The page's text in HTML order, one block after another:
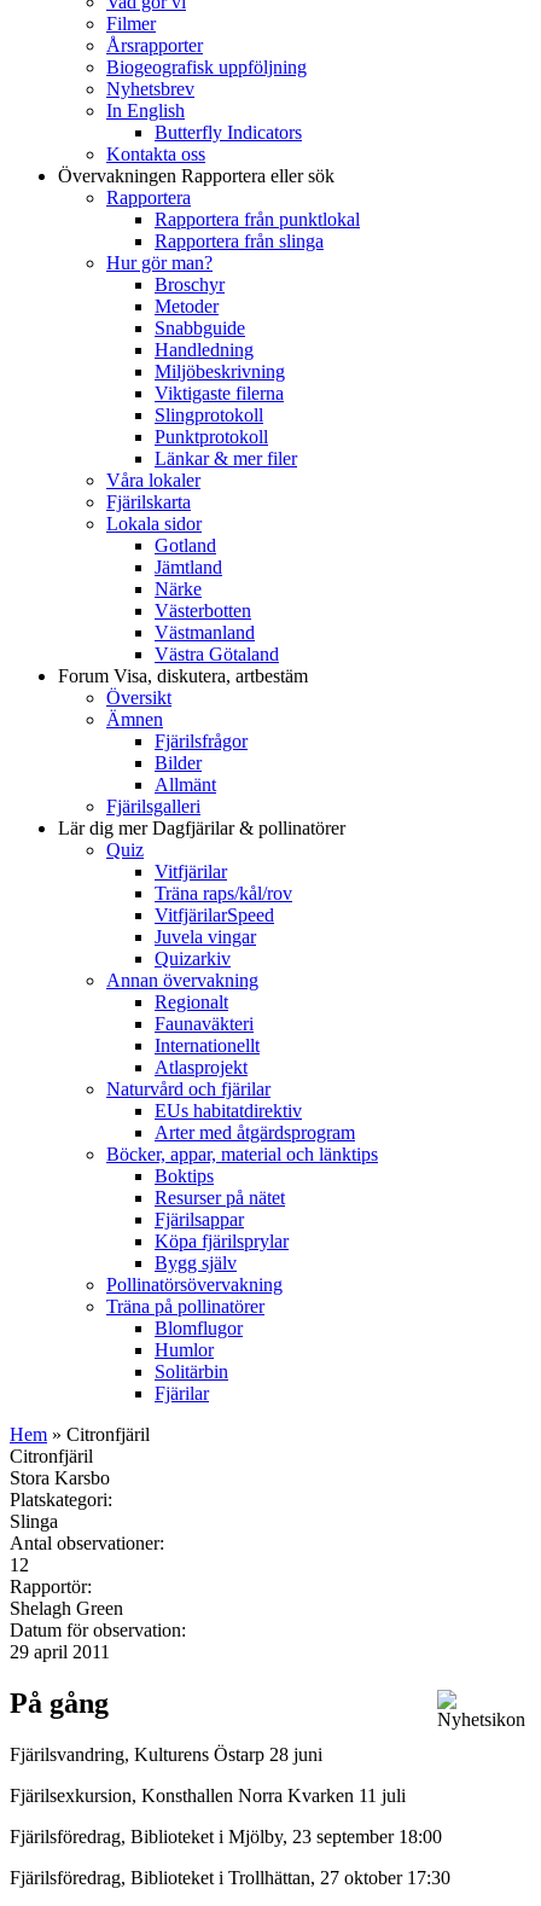
Filmer
Årsrapporter
Biogeografisk uppföljning
Nyhetsbrev
In English
Butterfly Indicators
Kontakta oss
Övervakningen Rapportera eller sök
Rapportera
Rapportera från punktlokal
Rapportera från slinga
Hur gör man?
Broschyr
Metoder
Snabbguide
Handledning
Miljöbeskrivning
Viktigaste filerna
Slingprotokoll
Punktprotokoll
Länkar & mer filer
Våra lokaler
Fjärilskarta
Lokala sidor
Gotland
Jämtland
Närke
Västerbotten
Västmanland
Västra Götaland
Forum Visa, diskutera, artbestäm
Översikt
Ämnen
Fjärilsfrågor
Bilder
Allmänt
Fjärilsgalleri
Lär dig merDagfjärilar & pollinatörer
Quiz
Vitfjärilar
Träna raps/kål/rov
VitfjärilarSpeed
Juvela vingar
Quizarkiv
Annan övervakning
Regionalt
Faunaväkteri
Internationellt
Atlasprojekt
Naturvård och fjärilar
EUs habitatdirektiv
Arter med åtgärdsprogram
Böcker, appar, material och länktips
Boktips
Resurser på nätet
Fjärilsappar
Köpa fjärilsprylar
Bygg själv
Pollinatörsövervakning
Träna på pollinatörer
Blomflugor
Humlor
Solitärbin
Fjärilar
Hem » Citronfjäril
Citronfjäril
Stora Karsbo
Platskategori:
Slinga
Antal observationer:
12
Rapportör:
Shelagh Green
Datum för observation:
29 april 2011
På gång
Fjärilsvandring, Kulturens Östarp 28 juni
Fjärilsexkursion, Konsthallen Norra Kvarken 11 juli
Fjärilsföredrag, Biblioteket i Mjölby, 23 september 18:00
Fjärilsföredrag, Biblioteket i Trollhättan, 27 oktober 17:30